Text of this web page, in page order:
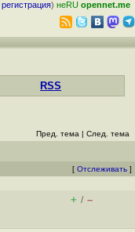
регистрация) неRU opennet.me
RSS
Пред. тема | След. тема
[ Отслеживать ]
+ / –